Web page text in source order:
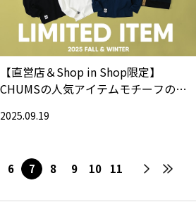
【直営店＆Shop in Shop限定】
CHUMSの人気アイテムモチーフのロ
ードダブルニットアイテムが新登場！
2025.09.19
6 7 8 9 10 11